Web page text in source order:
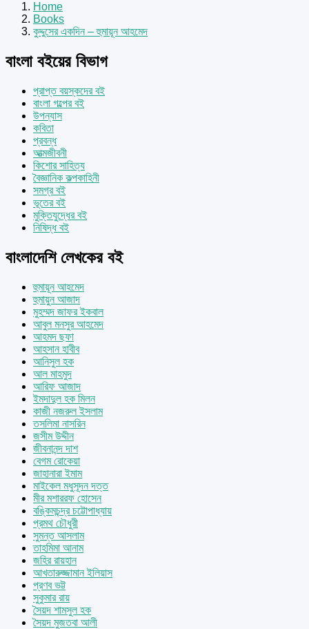
Home
Books
কুদ্দুসের একদিন – হুমায়ূন আহমেদ
বাংলা বইয়ের বিভাগ
প্রাপ্ত বয়স্কদের বই
বাংলা গল্পের বই
উপন্যাস
কবিতা
প্রবন্ধ
আত্মজীবনী
কিশোর সাহিত্য
বৈজ্ঞানিক কল্পকাহিনী
সমগ্র বই
ভূতের বই
মুক্তিযুদ্ধের বই
নিষিদ্ধ বই
বাংলাদেশি লেখকের বই
হুমায়ূন আহমেদ
হুমায়ুন আজাদ
মুহম্মদ জাফর ইকবাল
আবুল মনসুর আহমেদ
আহমদ ছফা
আহসান হাবীব
আনিসুল হক
আল মাহমুদ
আরিফ আজাদ
ইমদাদুল হক মিলন
কাজী নজরুল ইসলাম
তসলিমা নাসরিন
জসীম উদ্দীন
জীবনানন্দ দাশ
বেগম রোকেয়া
জাহানারা ইমাম
মাইকেল মধুসূদন দত্ত
মীর মশাররফ হোসেন
বঙ্কিমচন্দ্র চট্টোপাধ্যায়
প্রমথ চৌধুরী
সুমন্ত আসলাম
তাহমিমা আনাম
জহির রায়হান
আখতারুজ্জামান ইলিয়াস
প্রণব ভট্ট
সুকুমার রায়
সৈয়দ শামসুল হক
সৈয়দ মুজতবা আলী